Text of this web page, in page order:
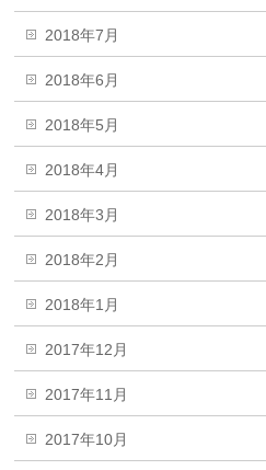
2018年7月
2018年6月
2018年5月
2018年4月
2018年3月
2018年2月
2018年1月
2017年12月
2017年11月
2017年10月